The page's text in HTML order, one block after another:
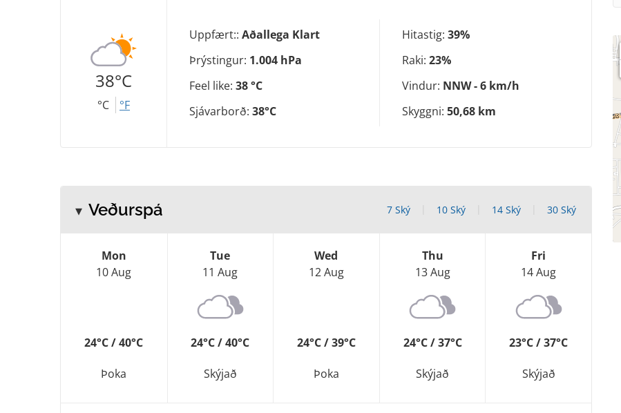
38°C
°C °F
Uppfært:: Aðallega Klart
Þrýstingur: 1.004 hPa
Feel like: 38 °C
Sjávarborð: 38°C
Hitastig: 39%
Raki: 23%
Vindur: NNW - 6 km/h
Skyggni: 50,68 km
Veðurspá 7 Ský 10 Ský 14 Ský 30 Ský
Mon
10 Aug
24°C / 40°C
Þoka
Tue
11 Aug
24°C / 40°C
Skýjað
Wed
12 Aug
24°C / 39°C
Þoka
Thu
13 Aug
24°C / 37°C
Skýjað
Fri
14 Aug
23°C / 37°C
Skýjað